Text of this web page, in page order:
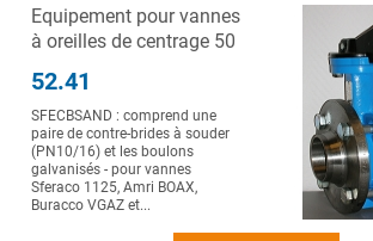
Equipement pour vannes
à oreilles de centrage 50
52.41
SFECBSAND : comprend une
paire de contre-brides à souder
(PN10/16) et les boulons
galvanisés - pour vannes
Sferaco 1125, Amri BOAX,
Buracco VGAZ et...